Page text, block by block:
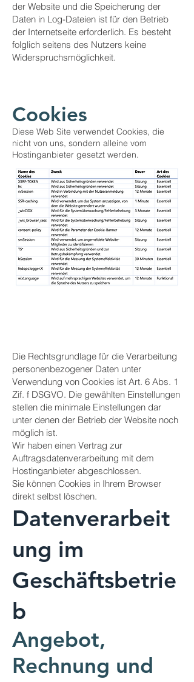
der Website und die Speicherung der
Daten in Log-Dateien ist für den Betrieb
der Internetseite erforderlich. Es besteht
folglich seitens des Nutzers keine
Widerspruchsmöglichkeit.
Cookies
Diese Web Site verwendet Cookies, die
nicht von uns, sondern alleine vom
Hostinganbieter gesetzt werden.
Die Rechtsgrundlage für die Verarbeitung
personenbezogener Daten unter
Verwendung von Cookies ist Art. 6 Abs. 1
Zif. f DSGVO. Die gewählten Einstellungen
stellen die minimale Einstellungen dar
unter denen der Betrieb der Website noch
möglich ist.
Wir haben einen Vertrag zur
Auftragsdatenverarbeitung mit dem
Hostinganbieter abgeschlossen.
Sie können Cookies in Ihrem Browser
direkt selbst löschen.
Datenverarbeit
ung im
Geschäftsbetrie
b
Angebot,
Rechnung und